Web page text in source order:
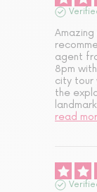
agent
8pm
city tour
the
read